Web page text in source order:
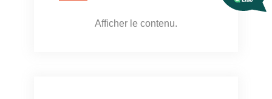
Afficher le contenu.